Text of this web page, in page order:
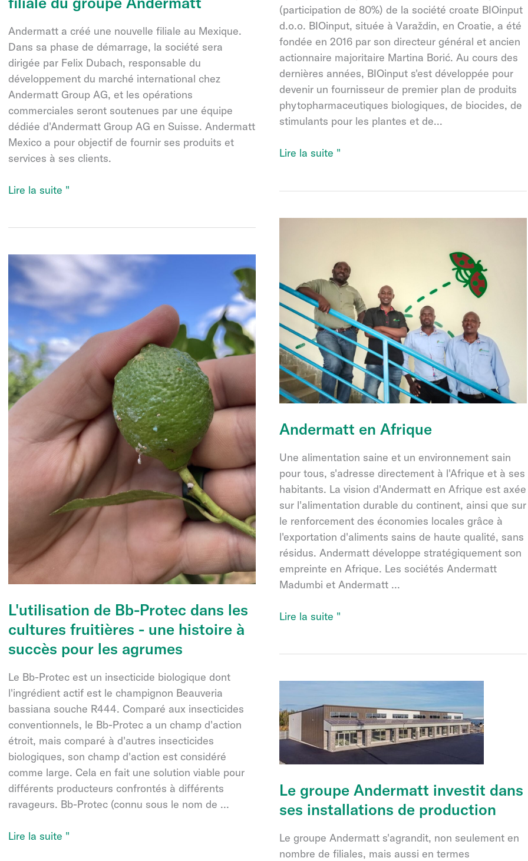
Andermatt a créé une nouvelle filiale au Mexique.
Dans sa phase de démarrage, la société sera
dirigée par Felix Dubach, responsable du
développement du marché international chez
Andermatt Group AG, et les opérations
commerciales seront soutenues par une équipe
dédiée d'Andermatt Group AG en Suisse. Andermatt
Mexico a pour objectif de fournir ses produits et
services à ses clients.
Andermatt
nouvelle
filiale
du
groupe
Lire la suite "
(participation de 80%) de la société croate BIOinput
d.o.o. BIOinput, située à Varaždin, en Croatie, a été
fondée en 2016 par son directeur général et ancien
actionnaire majoritaire Martina Borić. Au cours des
dernières années, BIOinput s'est développée pour
devenir un fournisseur de premier plan de produits
phytopharmaceutiques biologiques, de biocides, de
stimulants pour les plantes et de...
Le
actionnaire
Lire la suite "
Andermatt en Afrique
Une alimentation saine et un environnement sain
pour tous, s'adresse directement à l'Afrique et à ses
habitants. La vision d'Andermatt en Afrique est axée
sur l'alimentation durable du continent, ainsi que sur
le renforcement des économies locales grâce à
l'exportation d'aliments sains de haute qualité, sans
résidus. Andermatt développe stratégiquement son
empreinte en Afrique. Les sociétés Andermatt
Madumbi et Andermatt ...
Andermatt
Lire la suite "
L'utilisation de Bb-Protec dans les
cultures fruitières - une histoire à
succès pour les agrumes
Le Bb-Protec est un insecticide biologique dont
l'ingrédient actif est le champignon Beauveria
bassiana souche R444. Comparé aux insecticides
conventionnels, le Bb-Protec a un champ d'action
étroit, mais comparé à d'autres insecticides
biologiques, son champ d'action est considéré
comme large. Cela en fait une solution viable pour
différents producteurs confrontés à différents
ravageurs. Bb-Protec (connu sous le nom de ...
L'utilisation
Lire la suite "
Le groupe Andermatt investit dans
ses installations de production
Le groupe Andermatt s'agrandit, non seulement en
nombre de filiales, mais aussi en termes